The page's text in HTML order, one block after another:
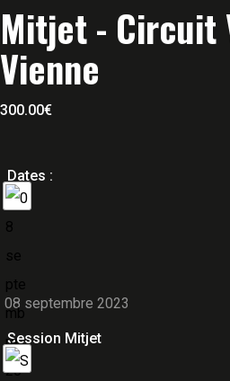
Mitjet - Circuit
Vienne
300.00€
Dates :
08 septembre 2023
Session Mitjet